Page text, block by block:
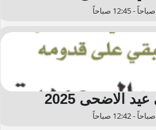
الاضحى 2025